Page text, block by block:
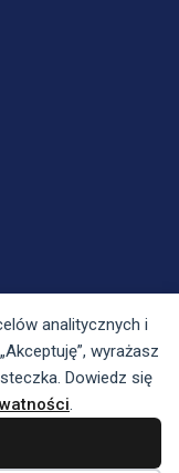
analitycznych i
wyrażasz
Dowiedz się
.